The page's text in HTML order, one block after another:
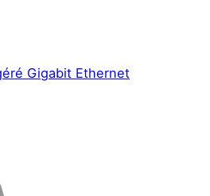
Gigabit Ethernet